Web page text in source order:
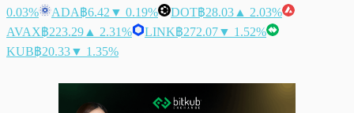
0.03%
ADA฿6.42 ▼ 0.19% DOT฿28.03 ▲ 2.03%
AVAX฿223.29 ▲ 2.31% LINK฿272.07▼ 1.52%
KUB฿20.33▼ 1.35%